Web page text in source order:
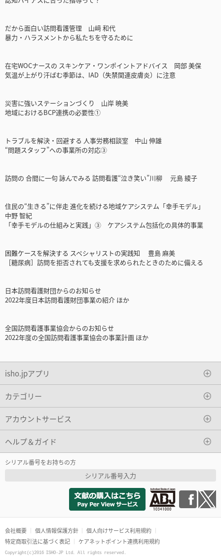
だから面白い訪問看護管理 山﨑 和代
暴力・ハラスメントから私たちを守るために
在宅WOCナースの スキンケア・ワンポイントアドバイス 岡部 美保
気温が上がり汗ばむ季節は、IAD（失禁関連皮膚炎）に注意
災害に強いステーションづくり 山岸 暁美
地域におけるBCP連携の必要性①
トラブルを解決・回避する 人事労務相談室 中山 伸雄
“問題スタッフ”への事業所の対応③
訪問の 合間に一句 詠んでみる 訪問看護“泣き笑い”川柳 元島 綾子
住民の“生きる”に伴走 進化を続ける地域ケアシステム「幸手モデル」
中野 智紀
「幸手モデルの仕組みと実践」③ ケアシステム包括化の具体的事業
困難ケースを解決する スペシャリストの実践知 豊島 麻美
［糖尿病］訪問を拒否されても支援を求められたときのために備える
日本訪問看護財団からのお知らせ
2022年度日本訪問看護財団事業の紹介 ほか
全国訪問看護事業協会からのお知らせ
2022年度の全国訪問看護事業協会の事業計画 ほか
isho.jpアプリ
カテゴリー
アカウントサービス
ヘルプ＆ガイド
シリアル番号をお持ちの方
シリアル番号入力
会社概要 個人情報保護方針
個人向けサービス利用規約
特定商取引法に基づく表記
ケアネットポイント連携利用規約
Copyright(c)2016 ISHO-JP Ltd. All rights reserved.